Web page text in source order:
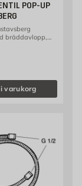
POP-UP
bräddavlopp,
45mm
varukorg